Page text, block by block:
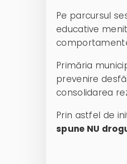
Pe parcursul
educative
Primăria
prevenire
consolidarea
Prin astfel de
spune NU